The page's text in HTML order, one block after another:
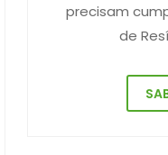
precisam
de